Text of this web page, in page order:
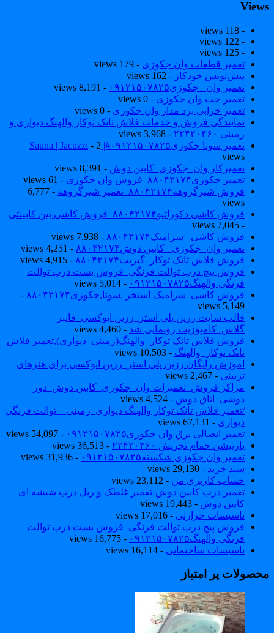
- 118 views
- 122 views
- 125 views
تعمیر قطعات وان جکوزی - 179 views
پیش‌نویس خودکار- 162 views
تعمیر وان _جکوزی۰۹۱۲۱۵۰۷۸۲۵
- 8,191 views
تعمیر جت وان جکوزی - 0 views
تعمیر خرابی برد مدار وان جکوزی - 0 views
نمایندگی فروش و خدمات فلاش تانک توکار والهنگ دیواری و
زمینی ۲۲۴۲۰۴۶۰
- 3,968 views
تعمیر سونا جکوزی۰۹۱۲۱۵۰۷۸۲۵#| Sauna | Jacuzzi
- 2
views
تعمیرکار وان_جکوزی_کابین دوش- 8,391 views
تعمیر جکوزی۸۸۰۴۲۱۷۴_فروش وان جکوزی
- 61 views
فروش شیرگروهه۸۸۰۴۲۱۷۴_تعمیر شیرگروهه
- 6,777
views
فروش کاشی دکوراتیو۸۸۰۴۲۱۷۴_فروش کاشی بین کابینتی
فروش کاشی _سرامیک۸۸۰۴۲۱۷۴
- 7,938 views
تعمیر وان_جکوزی_ کابین دوش۸۸۰۴۲۱۷۴
- 4,251 views
فروش فلاش تانک توکار_گبریت۸۸۰۴۲۱۷۴
- 4,915 views
فروش پیچ درب توالت فرنگی_فروش بست درب توالت
فرنگی والهنگ۰۹۱۲۱۵۰۷۸۲۵
- 5,014 views
فروش کاشی_سرامیک استخر ,سونا,جکوزی۸۸۰۴۲۱۷۴
-
5,149 views
قالب سایت رزین پلی استر_رزین اپوکسی_فایبر
گلاس_کامپوزیت رونمایی شد- 4,460 views
فروش فلاش تانک توکار_والهنگ(زمینی_دیواری),تعمیر فلاش
تانک توکار_والهنگ- 10,503 views
اموزش رایگان رزین پلی استر_رزین اپوکسی برای هنرهای
تزیینی- 2,467 views
مراکز فروش_تعمیرات وان_جکوزی_کابین دوش_دور
دوشی_اتاق دوش- 4,524 views
/تعمیر فلاش تانک توکار والهنگ دیواری_زمینی _ توالت فرنگی
دیواری - 67,131 views
تعمیر اتصالی برق وان جکوزی۰۹۱۲۱۵۰۷۸۲۵
- 54,097 views
پارتیشن حمام تجریش ۲۲۴۲۰۴۶۰
- 36,513 views
تعمیر وان جکوزی شکسته۰۹۱۲۱۵۰۷۸۲۵
- 31,936 views
سبد خرید - 29,130 views
حساب کاربری من- 23,112 views
تعمیر درب کابین دوش-تعمیر غلطک و ریل درب شیشه ای
کابین دوش- 19,443 views
تاسیسات حرارتی- 17,016 views
فروش پیچ درب توالت فرنگی_فروش بست درب توالت
فرنگی والهنگ۰۹۱۲۱۵۰۷۸۲۵
- 16,775 views
تاسیسات ساختمانی- 16,114 views
پر امتیاز